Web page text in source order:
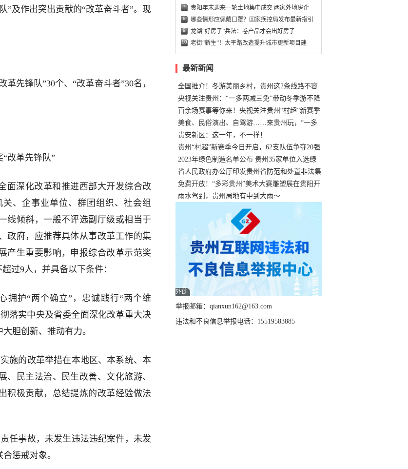
”及作出突出贡献的“改革奋斗者”。现
先锋队”30个、“改革奋斗者”30名，
“改革先锋队”
面深化改革和推进西部大开发综合改
、企事业单位、群团组织、社会组
线倾斜，一般不评选副厅级或相当于
政府，应推荐具体从事改革工作的集
产生重要影响，申报综合改革示范奖
过9人，并具备以下条件：
拥护“两个确立”，忠诚践行“两个维
落实中央及省委全面深化改革重大决
胆创新、推动有力。
施的改革举措在本地区、本系统、本
民主法治、民生改善、文化旅游、
积极贡献，总结提炼的改革经验做法
任事故，未发生违法违纪案件，未发
惩戒对象。
7 贵阳年末迎来一轮土地集中成交 两家外地房企
8 哪些情形应佩戴口罩？国家疾控局发布最新指引
9 龙湖“好房子”兵法：卷产品才会出好房子
10 老街“新生”！太平路改造提升城市更新项目建
最新新闻
全国推介！冬游美丽乡村，贵州这2条线路不容
错过
央视关注贵州：“一多两减三免”带动冬季游不降
温
百余场赛事等你来！央视关注贵州“村超”新赛季
正式“打响”
美食、民俗演出、自驾游……来贵州玩，“一多
两减三免”！
贵安新区：这一年，不一样！
贵州“村超”新赛季今日开启，62支队伍争夺20强
名额
2023年绿色制造名单公布 贵州35家单位入选绿
色工厂
省人民政府办公厅印发贵州省防范和处置非法集
资工作实施细则
免费开放！“多彩贵州”美术大赛雕塑展在贵阳开
展，持续至1月19日
雨水驾到，贵州局地有中到大雨～
外链
举报邮箱：qianxun162@163.com
违法和不良信息举报电话：15519583885